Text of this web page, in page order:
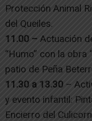
Protección Animal
del Queiles.
11.00 – Actuación
“Humo” con la obra
patio de Peña
11.30 a 13.30 –
y evento infantil:
Encierro del